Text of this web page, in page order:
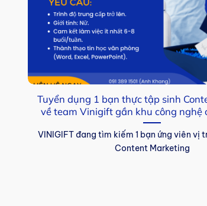
Tuyển dụng 1 bạn thực tập sinh
về team Vinigift gần khu công nghệ
VINIGIFT đang tìm kiếm 1 bạn ứng viên vị
Content Marketing